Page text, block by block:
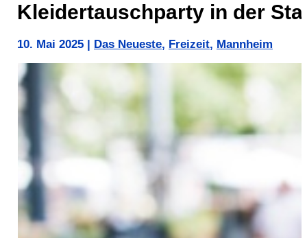
Kleidertauschparty in der
10. Mai 2025 Das Neueste, Freizeit, Mannheim